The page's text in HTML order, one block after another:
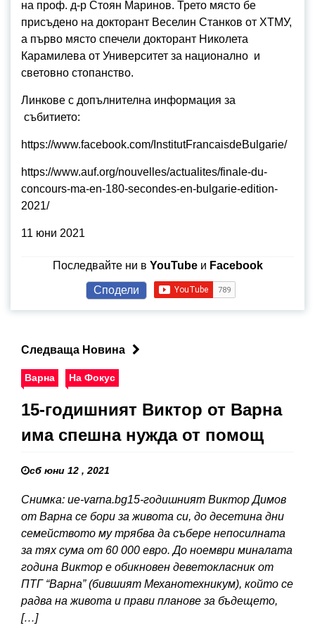
на проф. д-р Стоян Маринов. Трето място бе
присъдено на докторант Веселин Станков от ХТМУ,
а първо място спечели докторант Николета
Карамилева от Университет за национално и
световно стопанство.
Линкове с допълнителна информация за
събитието:
https://www.facebook.com/InstitutFrancaisdeBulgarie/
https://www.auf.org/nouvelles/actualites/finale-du-
concours-ma-en-180-secondes-en-bulgarie-edition-
2021/
11 юни 2021
Последвайте ни в YouTubeи Facebook
Сподели
Следваща Новина
Варна На Фокус
15-годишният Виктор от Варна
има спешна нужда от помощ
сб юни 12 , 2021
Снимка: ue-varna.bg15-годишният Виктор Димов
от Варна се бори за живота си, до десетина дни
семейството му трябва да събере непосилната
за тях сума от 60 000 евро. До ноември миналата
година Виктор е обикновен деветокласник от
ПТГ “Варна” (бившият Механотехникум), който се
радва на живота и прави планове за бъдещето,
[…]